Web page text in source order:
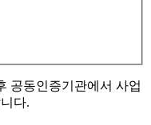
공동인증기관에서 사업
다.